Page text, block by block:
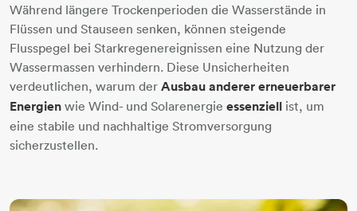
Während längere Trockenperioden die Wasserstände in
Flüssen und Stauseen senken, können steigende
Flusspegel bei Starkregenereignissen eine Nutzung der
Wassermassen verhindern. Diese Unsicherheiten
verdeutlichen, warum der Ausbau anderer erneuerbarer
Energien wie Wind- und Solarenergie essenziell ist, um
eine stabile und nachhaltige Stromversorgung
sicherzustellen.